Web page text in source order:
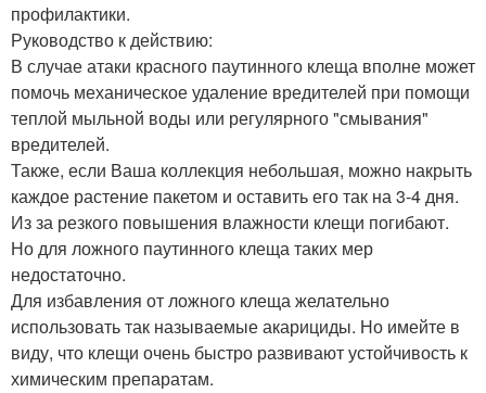
профилактики.
Руководство к действию:
В случае атаки красного паутинного клеща вполне может
помочь механическое удаление вредителей при помощи
теплой мыльной воды или регулярного "смывания"
вредителей.
Также, если Ваша коллекция небольшая, можно накрыть
каждое растение пакетом и оставить его так на 3-4 дня.
Из за резкого повышения влажности клещи погибают.
Но для ложного паутинного клеща таких мер
недостаточно.
Для избавления от ложного клеща желательно
использовать так называемые акарициды. Но имейте в
виду, что клещи очень быстро развивают устойчивость к
химическим препаратам.